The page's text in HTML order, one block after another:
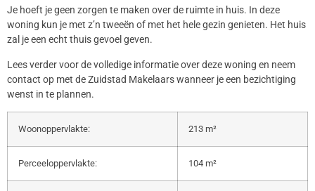
Je hoeft je geen zorgen te maken over de ruimte in huis. In deze
woning kun je met z’n tweeën of met het hele gezin genieten. Het huis
zal je een echt thuis gevoel geven.
Lees verder voor de volledige informatie over deze woning en neem
contact op met de Zuidstad Makelaars wanneer je een bezichtiging
wenst in te plannen.
Woonoppervlakte: 213 m²
Perceeloppervlakte: 104 m²